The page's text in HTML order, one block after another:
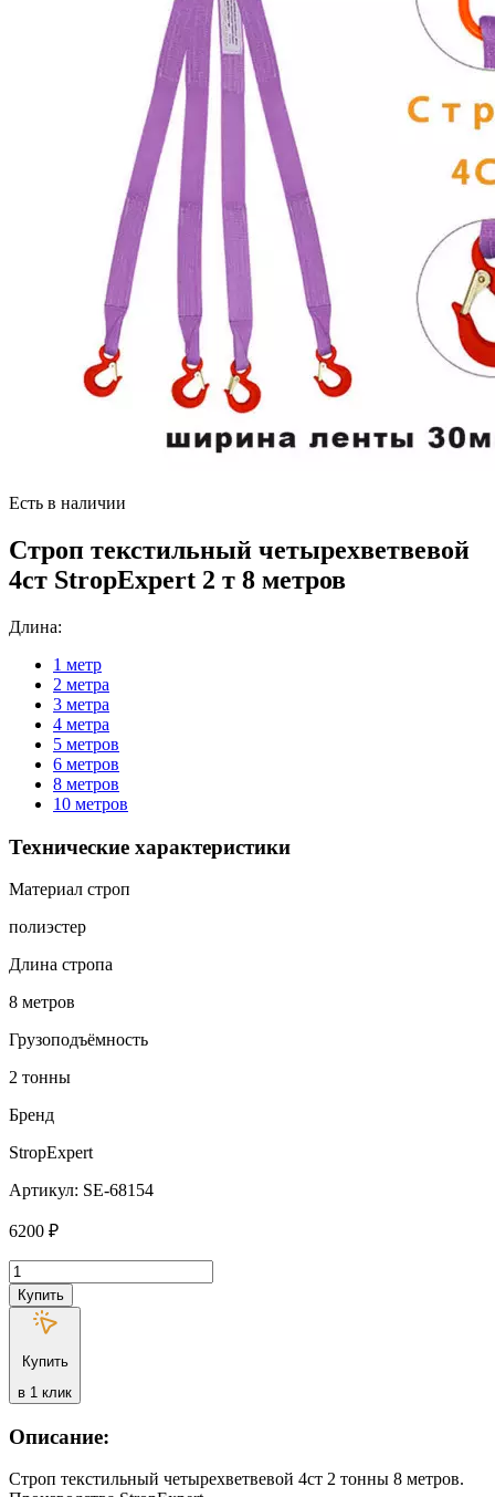
Есть в наличии
Строп текстильный четырехветвевой
4ст StropExpert 2 т 8 метров
Длина:
1 метр
2 метра
3 метра
4 метра
5 метров
6 метров
8 метров
10 метров
Технические характеристики
Материал строп
полиэстер
Длина стропа
8 метров
Грузоподъёмность
2 тонны
Бренд
StropExpert
Артикул: SE-68154
6200 ₽
Количество
товара
Строп
текстильный
4ст
StropExpert
2
т
8
Купить
Купить
в 1 клик
Описание:
Строп текстильный четырехветвевой 4ст 2 тонны 8 метров.